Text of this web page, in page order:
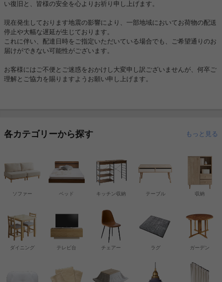
い復旧と、皆様の安全を心よりお祈り申し上げます。
現在発生しております地震の影響により、一部地域においてお荷物の配送
停止や大幅な遅延が生じております。
これに伴い、配達日時をご指定いただいている場合でも、ご希望通りのお
届けができない可能性がございます。
お客様にはご不便とご迷惑をおかけし大変申し訳ございませんが、何卒ご
理解とご協力を賜りますようお願い申し上げます。
各カテゴリーから探す もっと見る
ソファー ベッド 収納
キッチン収納
チェアー
テーブル
テレビ台
ダイニング ラグ ガーデン